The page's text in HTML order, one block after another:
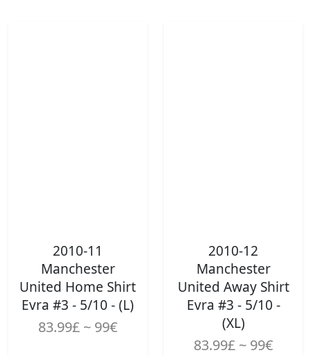
2010-11
Manchester
United Home Shirt
Evra #3 - 5/10 - (L)
83.99£ ~ 99€
2010-12
Manchester
United Away Shirt
Evra #3 - 5/10 -
(XL)
83.99£ ~ 99€